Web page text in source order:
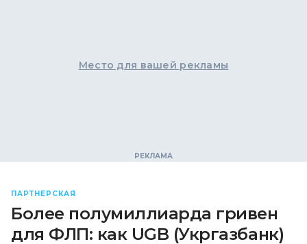
Место для вашей рекламы
ПАРТНЕРСКАЯ
Более полумиллиарда гривен
для ФЛП: как UGB (Укргазбанк)